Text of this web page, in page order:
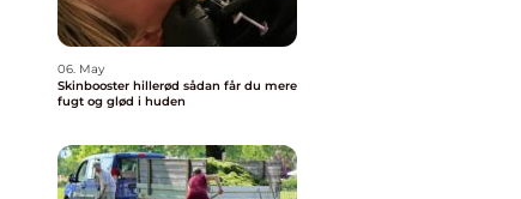
06. May
Skinbooster hillerød sådan får du mere
fugt og glød i huden